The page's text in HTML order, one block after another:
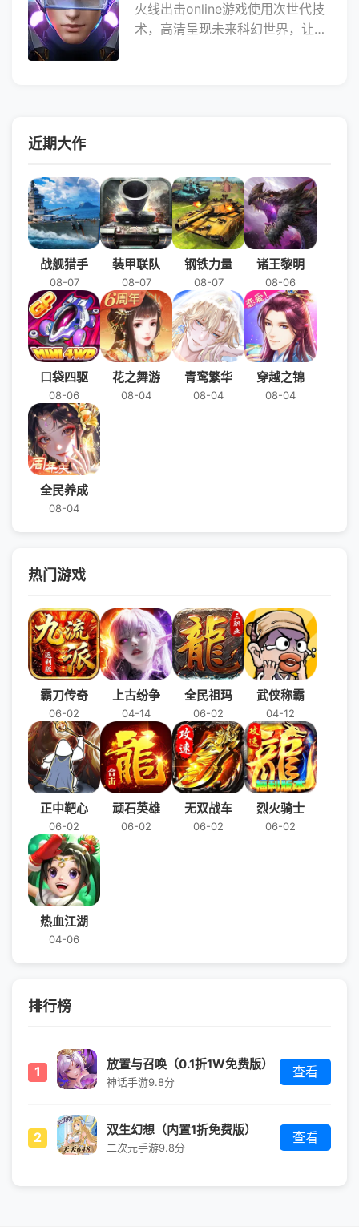
过角色召唤，或者收集角色碎片合
成等方法，可以获得各种角色。玩
防类型，合理搭配角色，提高战斗
力。
火线出击online游戏使用次世代技
术，高清呈现未来科幻世界，让玩
的武器库：步枪、霰弹枪、手枪
等。升级它们以增加伤害！通过新
的防弹衣和头盔增强你在玩家对战
中的防御力！获得终极的战力提
升！多职业技能体验你可以凭借百
发百中的精准枪法、灵动鬼魅的迅
捷身法，搭配合适的被动技能、连
续得分奖励、终极技能，以多变的
战术来打击你的对手！小队PVP战
场，无限竞技参与在线玩家对战竞
技、冲锋团竞、战术团竞、经典爆
的末日之旅精彩万分，赶快下载游
戏来体验一下。
近期大作
战舰猎手
08-07
装甲联队
08-07
钢铁力量
08-07
诸王黎明
08-06
口袋四驱
08-06
花之舞游
08-04
青鸾繁华
08-04
穿越之锦
08-04
全民养成
08-04
热门游戏
霸刀传奇
06-02
上古纷争
04-14
全民祖玛
06-02
武侠称霸
04-12
正中靶心
06-02
顽石英雄
06-02
无双战车
06-02
烈火骑士
06-02
热血江湖
04-06
排行榜
1 放置与召唤（0.1折1W免费版）
神话手游9.8分
查看
2 双生幻想（内置1折免费版）
二次元手游9.8分
查看